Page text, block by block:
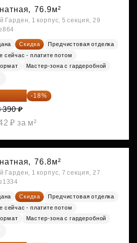
76.9м²
Гарден, 1 корпус, 5 секция, 29
Скидка
Предчистовая отделка
сейчас - платите потом
Мастер-зона с гардеробной
480 ₽ -18%
390 ₽
₽ за м²
76.8м²
Гарден, 1 корпус, 7 секция, 27
Скидка
Предчистовая отделка
сейчас - платите потом
Мастер-зона с гардеробной